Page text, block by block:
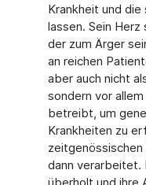
Krankheit und die
lassen. Sein
der zum Ärger
an reichen
aber auch nicht
sondern vor
betreibt, um
Krankheiten zu
dann verarbeitet.